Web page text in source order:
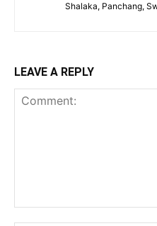
Shalaka, Panchang,
LEAVE A REPLY